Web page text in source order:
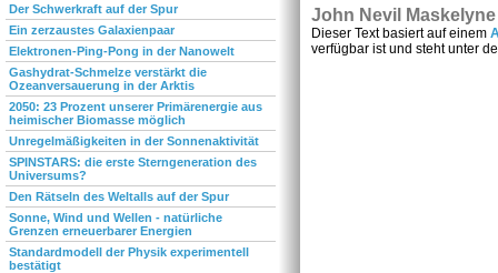
Der Schwerkraft auf der Spur
Ein zerzaustes Galaxienpaar
Elektronen-Ping-Pong in der Nanowelt
Gashydrat-Schmelze verstärkt die
Ozeanversauerung in der Arktis
2050: 23 Prozent unserer Primärenergie aus
heimischer Biomasse möglich
Unregelmäßigkeiten in der Sonnenaktivität
SPINSTARS: die erste Sterngeneration des
Universums?
Den Rätseln des Weltalls auf der Spur
Sonne, Wind und Wellen - natürliche
Grenzen erneuerbarer Energien
Standardmodell der Physik experimentell
bestätigt
John Nevil Maskelyne
Dieser Text basiert auf einem
verfügbar ist und steht unter